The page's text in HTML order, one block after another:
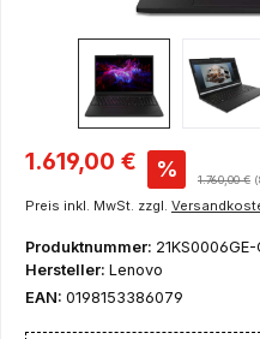
Verkaufspreis:
1.619,00 € % Regulärer
1.760,00 €
Preis inkl. MwSt. zzgl.
Produktnummer:
Hersteller: Lenovo
EAN: 0198153386079